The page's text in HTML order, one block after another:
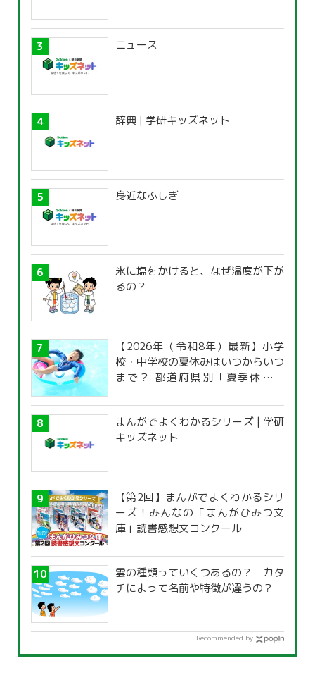
ニュース
辞典 | 学研キッズネット
身近なふしぎ
氷に塩をかけると、なぜ温度が下が
るの？
【2026年（令和8年）最新】小学
校・中学校の夏休みはいつからいつ
まで？ 都道府県別「夏季休暇一
まんがでよくわかるシリーズ | 学研
キッズネット
【第2回】まんがでよくわかるシリ
ーズ！みんなの「まんがひみつ文
庫」読書感想文コンクール
雲の種類っていくつあるの？ カタ
チによって名前や特徴が違うの？
Recommended by